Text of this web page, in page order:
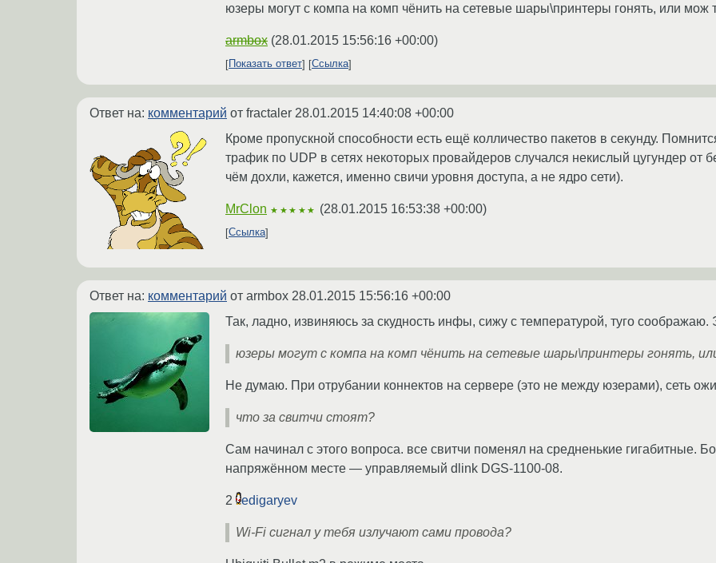
юзеры могут с компа на комп чёнить на сетевые шары\принтеры гонять, или мож
armbox (28.01.2015 15:56:16 +00:00)
Показать ответ Ссылка
Ответ на: комментарий от fractaler 28.01.2015 14:40:08 +00:00
Кроме пропускной способности есть ещё колличество пакетов в секунду.
трафик по UDP в сетях некоторых провайдеров случался некислый цугундер от
чём дохли, кажется, именно свичи уровня доступа, а не ядро сети).
MrClon ★★★★★ (28.01.2015 16:53:38 +00:00)
Ссылка
Ответ на: комментарий от armbox 28.01.2015 15:56:16 +00:00
Так, ладно, извиняюсь за скудность инфы, сижу с температурой, туго соображаю.
юзеры могут с компа на комп чёнить на сетевые шары\принтеры гонять,
Не думаю. При отрубании коннектов на сервере (это не между юзерами), сеть
что за свитчи стоят?
Сам начинал с этого вопроса. все свитчи поменял на средненькие гигабитные.
напряжённом месте — управляемый dlink DGS-1100-08.
2 edigaryev
Wi-Fi сигнал у тебя излучают сами провода?